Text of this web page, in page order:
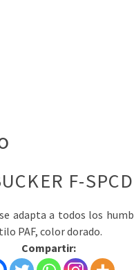
F-
adapta a todos los
PAF, color dorado.
Compartir: